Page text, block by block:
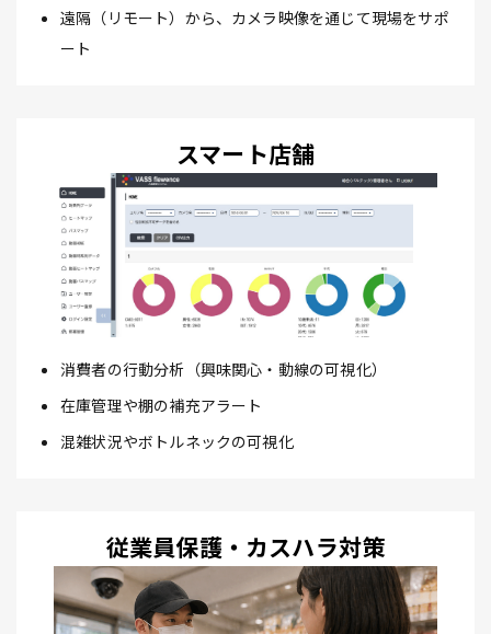
遠隔（リモート）から、カメラ映像を通じて現場をサポ
ート
スマート店舗
消費者の行動分析（興味関心・動線の可視化）
在庫管理や棚の補充アラート
混雑状況やボトルネックの可視化
従業員保護・カスハラ対策